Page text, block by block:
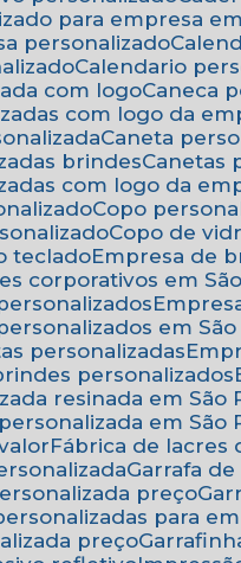
para empresa
personalizado
Calendario
com logo
Caneca
com logo da
Caneta
brindes
com logo da
Copo
Copo de
teclado
Empresa de
corporativos em
em
personalizadas
personalizados
resinada em São
em São
Fábrica de lacres
Garrafa
preço
para
preço